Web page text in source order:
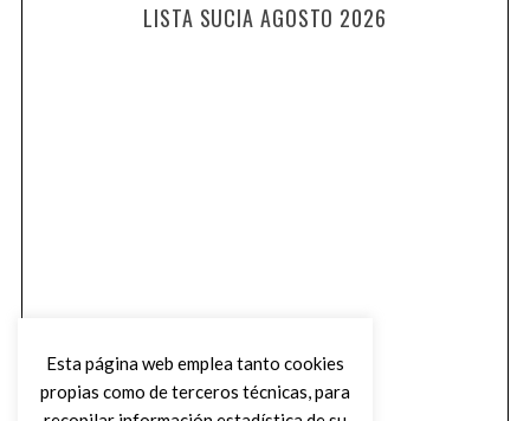
LISTA SUCIA AGOSTO 2026
Esta página web emplea tanto cookies
propias como de terceros técnicas, para